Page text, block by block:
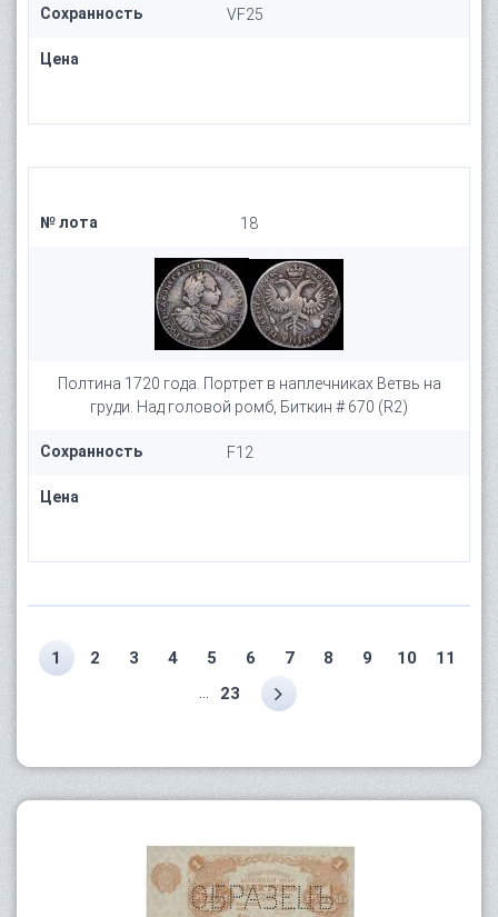
Сохранность VF25
Цена
№ лота 18
Полтина 1720 года. Портрет в наплечниках Ветвь на
груди. Над головой ромб, Биткин # 670 (R2)
Сохранность F12
Цена
1 2 3 4 5 6 7 8 9 10 11
23